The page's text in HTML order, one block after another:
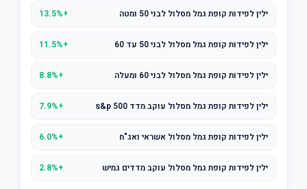
ילין לפידות קופת גמל מסלול לבני 50 ומטה +13.5%
ילין לפידות קופת גמל מסלול לבני 50 עד 60 +11.5%
ילין לפידות קופת גמל מסלול לבני 60 ומעלה +8.8%
ילין לפידות קופת גמל מסלול עוקב מדד s&p 500 +7.9%
ילין לפידות קופת גמל מסלול אשראי ואג"ח +6.0%
ילין לפידות קופת גמל מסלול עוקב מדדים גמיש +2.8%